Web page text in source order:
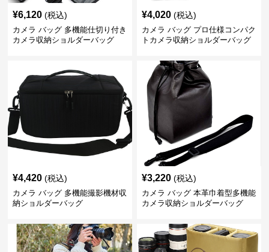
¥6,120 (税込)
カメラ バッグ 多機能仕切り付き
カメラ収納ショルダーバッグ
¥4,020 (税込)
カメラ バッグ プロ仕様コンパク
トカメラ収納ショルダーバッグ
¥4,420 (税込)
カメラ バッグ 多機能撮影機材収
納ショルダーバッグ
¥3,220 (税込)
カメラ バッグ 本革巾着型多機能
カメラ収納ショルダーバッグ